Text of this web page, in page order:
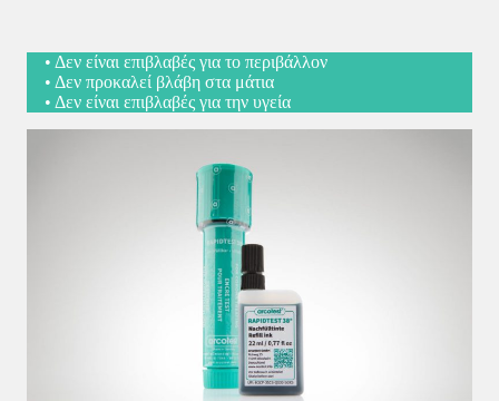
• Δεν είναι επιβλαβές για το περιβάλλον
• Δεν προκαλεί βλάβη στα μάτια
• Δεν είναι επιβλαβές για την υγεία